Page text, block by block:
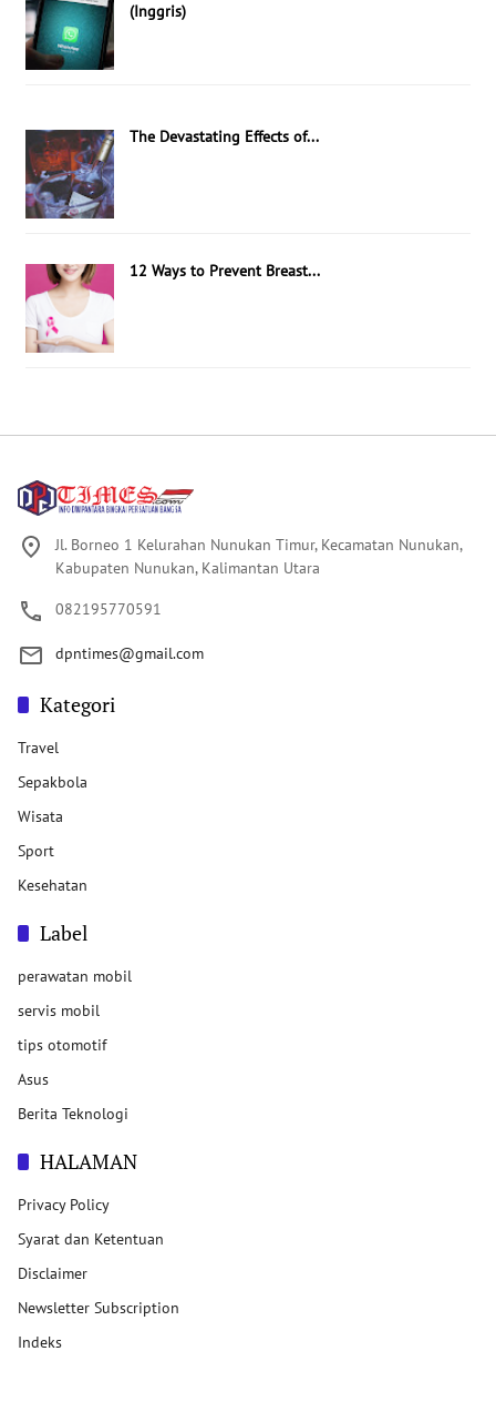
(Inggris)
The Devastating Effects of...
12 Ways to Prevent Breast...
Jl. Borneo 1 Kelurahan Nunukan Timur, Kecamatan Nunukan,
Kabupaten Nunukan, Kalimantan Utara
082195770591
dpntimes@gmail.com
Kategori
Travel
Sepakbola
Wisata
Sport
Kesehatan
Label
perawatan mobil
servis mobil
tips otomotif
Asus
Berita Teknologi
HALAMAN
Privacy Policy
Syarat dan Ketentuan
Disclaimer
Newsletter Subscription
Indeks